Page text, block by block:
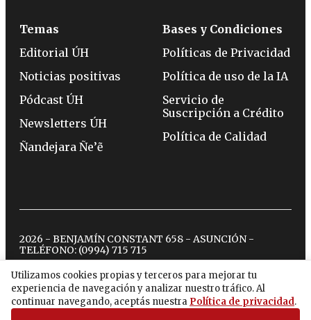
Utilizamos cookies propias y terceros para mejorar tu
experiencia de navegación y analizar nuestro tráfico. Al
continuar navegando, aceptás nuestra Política de privacidad.
Temas
Editorial ÚH
Noticias positivas
Pódcast ÚH
Newsletters ÚH
Ñandejara Ñe’ẽ
Bases y Condiciones
Políticas de Privacidad
Política de uso de la IA
Servicio de
Suscripción a Crédito
Política de Calidad
2026 - BENJAMÍN CONSTANT 658 - ASUNCIÓN -
TELÉFONO: (0994) 715 715
twitterinstagram
facebook
tiktokyoutubespotify